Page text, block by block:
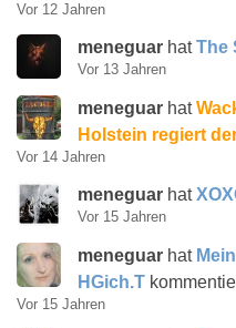
Vor 12 Jahren
meneguar hatThe
Vor 13 Jahren
meneguar hat
Holstein regiert
Vor 14 Jahren
meneguar hat
Vor 15 Jahren
meneguar hat
HGich.T
Vor 15 Jahren